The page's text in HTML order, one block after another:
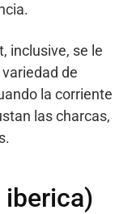
inclusive, se le
de
la corriente
las charcas,
iberica)